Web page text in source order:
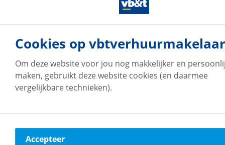
Arnhem
6831 GV Arnhem
Naar vestiging
Cookies op
Om deze website voor jou nog makkelijker en
maken, gebruikt deze website cookies (en daarmee
vergelijkbare technieken).
Accepteer